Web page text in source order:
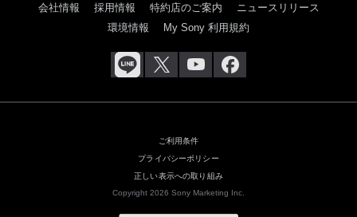
会社情報 採用情報 特約店のご案内
ニュースリリース
環境情報
My Sony 利用規約
ご利用条件
プライバシーポリシー
正しい表示への取り組み
Copyright 2026 Sony Marketing Inc.